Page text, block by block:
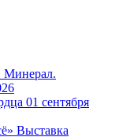
Минерал.
01 сентября
Выставка